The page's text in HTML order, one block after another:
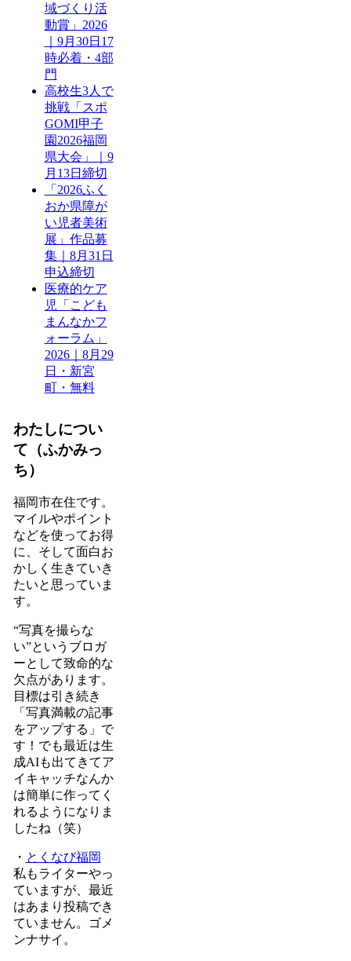
域づくり活
動賞」2026
｜9月30日17
時必着・4部
門
高校生3人で
挑戦「スポ
GOMI甲子
園2026福岡
県大会」｜9
月13日締切
「2026ふく
おか県障が
い児者美術
展」作品募
集｜8月31日
申込締切
医療的ケア
児「こども
まんなかフ
ォーラム」
2026｜8月29
日・新宮
町・無料
わたしについ
て（ふかみっ
ち）
福岡市在住です。
マイルやポイント
などを使ってお得
に、そして面白お
かしく生きていき
たいと思っていま
す。
“写真を撮らな
い”というブロガ
ーとして致命的な
欠点があります。
目標は引き続き
「写真満載の記事
をアップする」で
す！でも最近は生
成AIも出てきてア
イキャッチなんか
は簡単に作ってく
れるようになりま
したね（笑）
・ とくなび福岡
私もライターやっ
ていますが、最近
はあまり投稿でき
ていません。ゴメ
ンナサイ。